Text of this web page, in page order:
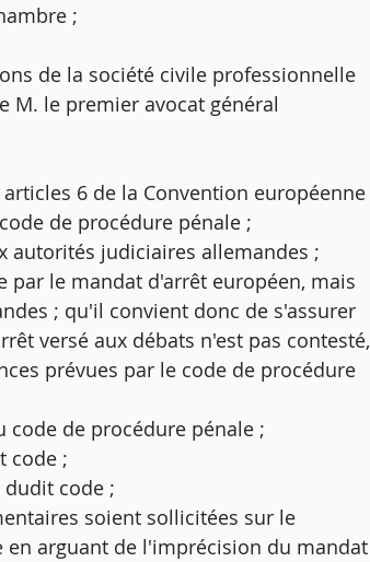
;
de la société civile professionnelle
M. le premier avocat général
6 de la Convention européenne
de procédure pénale ;
autorités judiciaires allemandes ;
par le mandat d'arrêt européen, mais
; qu'il convient donc de s'assurer
versé aux débats n'est pas contesté,
prévues par le code de procédure
code de procédure pénale ;
code ;
code ;
soient sollicitées sur le
arguant de l'imprécision du mandat